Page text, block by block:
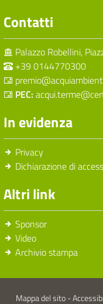
Contatti
Palazzo Robellini,
+39 0144770300
PEC:
In evidenza
Privacy
Dichiarazione di
Altri link
Sponsor
Video
Archivio stampa
Mappa del sito-